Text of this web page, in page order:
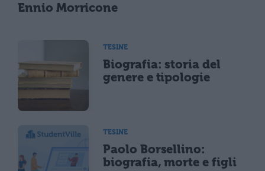
Ennio Morricone
TESINE
Biografia: storia del
genere e tipologie
TESINE
Paolo Borsellino:
biografia, morte e figli